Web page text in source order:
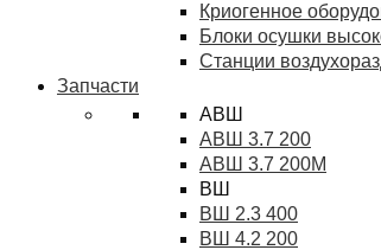
Криогенное
Блоки осушки
Станции
Запчасти
АВШ
АВШ 3.7 200
АВШ 3.7 200М
ВШ
ВШ 2.3 400
ВШ 4.2 200